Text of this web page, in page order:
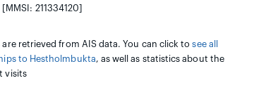
211334120]
are retrieved from AIS data. You can click tosee all
to Hestholmbukta, as well as statistics about the
visits